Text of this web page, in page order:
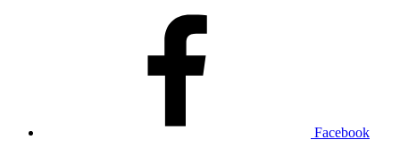
Facebook